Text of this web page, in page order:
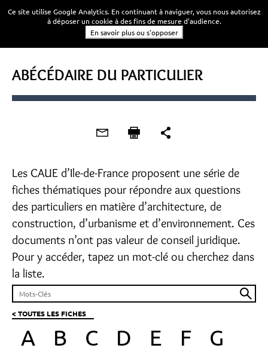
ABÉCÉDAIRE DU PARTICULIER
Les CAUE d’Ile-de-France proposent une série de
fiches thématiques pour répondre aux questions
des particuliers en matière d’architecture, de
construction, d’urbanisme et d’environnement. Ces
documents n’ont pas valeur de conseil juridique.
Pour y accéder, tapez un mot-clé ou cherchez dans
la liste.
< TOUTES LES FICHES
A B C D E F
G
Ce site utilise Google Analytics. En continuant à naviguer, vous nous autorisez
à déposer un cookie à des fins de mesure d'audience.
En savoir plus ou s'opposer